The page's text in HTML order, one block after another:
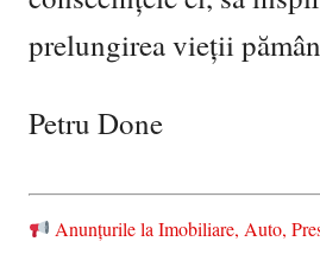
prelungirea vieții
Petru Done
Anunțurile la Imobiliare, Auto,